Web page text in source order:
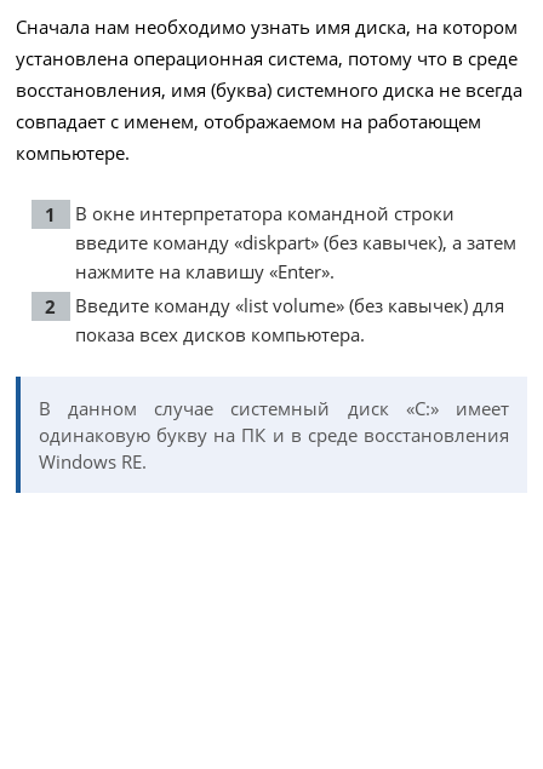
Сначала нам необходимо узнать имя диска, на котором
установлена операционная система, потому что в среде
восстановления, имя (буква) системного диска не всегда
совпадает с именем, отображаемом на работающем
компьютере.
В окне интерпретатора командной строки
введите команду «diskpart» (без кавычек), а затем
нажмите на клавишу «Enter».
Введите команду «list volume» (без кавычек) для
показа всех дисков компьютера.
В данном случае системный диск «С:» имеет
одинаковую букву на ПК и в среде восстановления
Windows RE.